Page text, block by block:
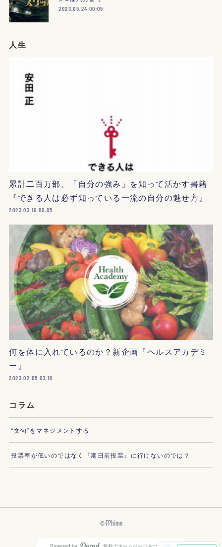
2023.05.24 00:05
人生
累計二百万部、「自分の強み」を知って活かす書籍
『できる人は必ず知っている一流の自分の魅せ方』
2023.03.16 00:05
何を体に入れているのか？新企画『ヘルスアカデミ
ー』
2023.02.05 03:10
コラム
“文句”をマネジメントする
投票率が低いのではなく『期日前投票』に行けないのでは？
© FPhime